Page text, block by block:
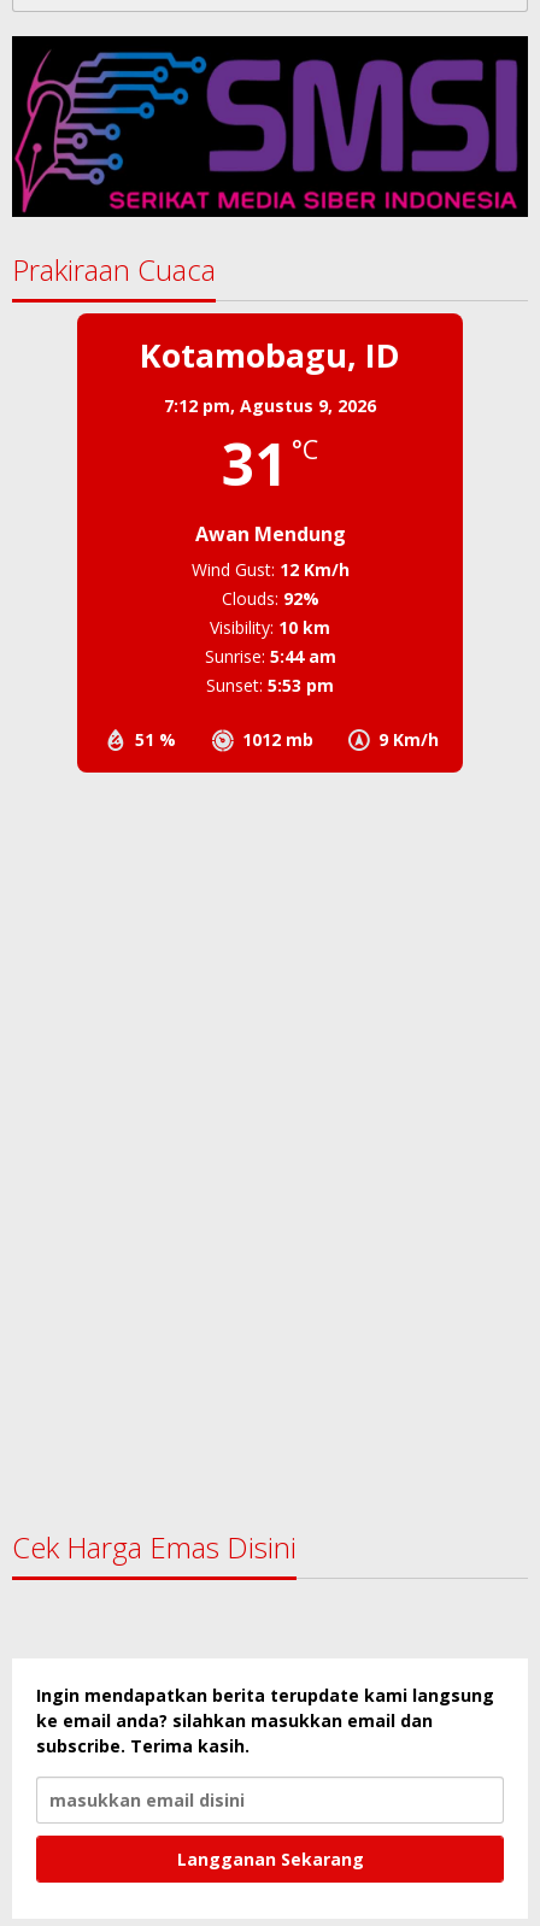
Prakiraan Cuaca
Kotamobagu, ID
7:12 pm, Agustus 9, 2026
31 °C
Awan Mendung
51 % 1012 mb 9 Km/h
Wind Gust: 12 Km/h
Clouds: 92%
Visibility: 10 km
Sunrise: 5:44 am
Sunset: 5:53 pm
Cek Harga Emas Disini
Ingin mendapatkan berita terupdate kami langsung
ke email anda? silahkan masukkan email dan
subscribe. Terima kasih.